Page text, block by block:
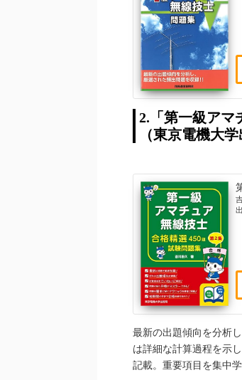
2.「第一級アマ
（東京電機大学
最新の出題傾向を分析
は詳細な計算過程を示
記載。重要項目を集中